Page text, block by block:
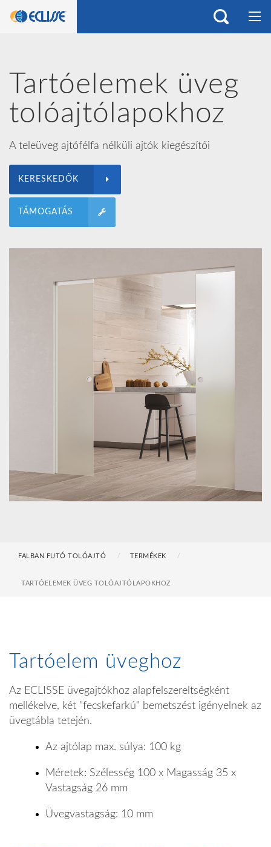
Tartóelemek üveg
tolóajtólapokhoz
A teleüveg ajtófélfa nélküli ajtók kiegészítői
KERESKEDŐK
TÁMOGATÁS
FALBAN FUTÓ TOLÓAJTÓ TERMÉKEK
TARTÓELEMEK ÜVEG TOLÓAJTÓLAPOKHOZ
Tartóelem üveghoz
Az ECLISSE üvegajtókhoz alapfelszereltségként
mellékelve, két "fecskefarkú" bemetszést igényelnek az
üvegtábla tetején.
Az ajtólap max. súlya: 100 kg
Méretek: Szélesség 100 x Magasság 35 x
Vastagság 26 mm
Üvegvastagság: 10 mm